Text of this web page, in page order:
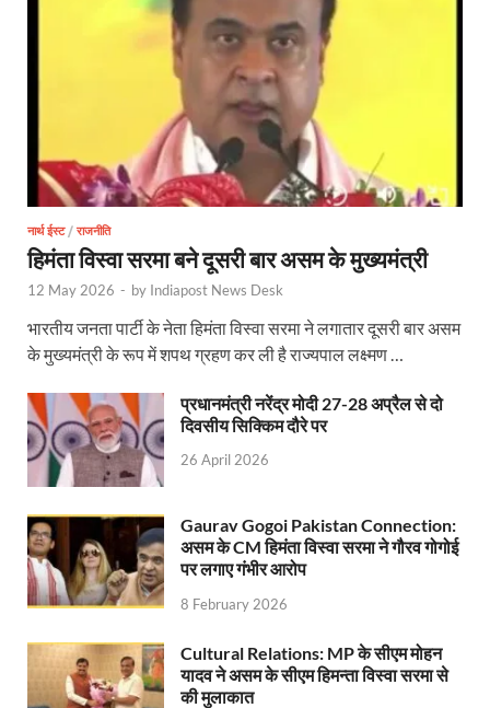
PM Modi Somnath Mandir: सोमनाथ में पीएम मोदी ने
Uttar Pradesh News: ‘आभार प्रधानमंत्री जी, डबल
UP AI App: सीएम योगी के मिशन को साकार कर रहा
Ashwini Vaishnaw: औपनिवेशिक मानसिकता से रेलवे को
Aadhaar gets a face: भारतीय विशिष्ट पहचान
AI Start-Ups: प्रधानमंत्री ने भारतीय एआई स्टार्टअप्स के
Hindi Salahkar Samiti: विधि एवं न्याय मंत्रालय विधायी
PANKHUDI Portal: पंखुड़ी पोर्टल का शुभारंभ,जानें क्या
Uttarakhand Young Leaders Dialogue: विकसित
Demand for Review of FRK Policy: ऍफ़आरके नीति
CM Dhami Meeting With Nitin Gadkari: बैठक में
Kalyan Singh Jayanti: अपने नाम को उत्तर प्रदेश के
Kashi Volleyball Mahakumbh: काशी में होगा
National Highway Project: मुख्यमंत्री राज्य की
नार्थ ईस्ट/ राजनीति
हिमंता विस्वा सरमा बने दूसरी बार असम के मुख्यमंत्री
12 May 2026 - by Indiapost News Desk
भारतीय जनता पार्टी के नेता हिमंता विस्वा सरमा ने लगातार दूसरी बार असम
के मुख्यमंत्री के रूप में शपथ ग्रहण कर ली है राज्यपाल लक्ष्मण …
प्रधानमंत्री नरेंद्र मोदी 27-28 अप्रैल से दो
दिवसीय सिक्किम दौरे पर
26 April 2026
Gaurav Gogoi Pakistan Connection:
असम के CM हिमंता विस्वा सरमा ने गौरव गोगोई
पर लगाए गंभीर आरोप
8 February 2026
Cultural Relations: MP के सीएम मोहन
यादव ने असम के सीएम हिमन्ता विस्वा सरमा से
की मुलाकात